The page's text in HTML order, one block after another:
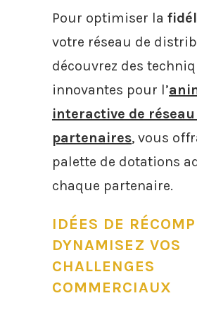
Pour optimiser la
votre réseau de
découvrez des
innovantes pour l’
interactive de réseau
partenaires, vous
palette de dotations
chaque partenaire.
IDÉES DE
DYNAMISEZ VOS
CHALLENGES
COMMERCIAUX